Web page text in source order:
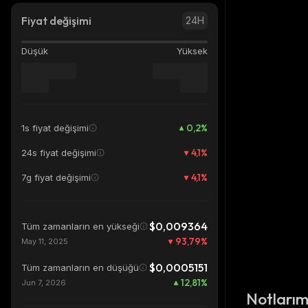
Fiyat değişimi 24H
Düşük Yüksek
1s fiyat değişimi 0,2%
24s fiyat değişimi 4,1%
7g fiyat değişimi 4,1%
Tüm zamanların en yükseği $0,009364
May 11, 2025 93,79%
Tüm zamanların en düşüğü $0,0005151
Jun 7, 2026 12,81%
Notlarım